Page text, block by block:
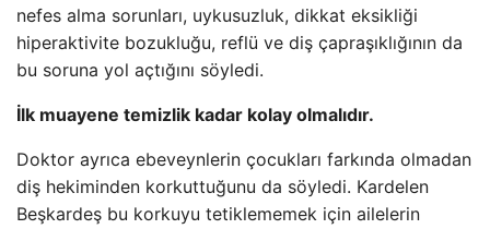
nefes alma sorunları, uykusuzluk, dikkat eksikliği
hiperaktivite bozukluğu, reflü ve diş çapraşıklığının da
bu soruna yol açtığını söyledi.
İlk muayene temizlik kadar kolay olmalıdır.
Doktor ayrıca ebeveynlerin çocukları farkında olmadan
diş hekiminden korkuttuğunu da söyledi. Kardelen
Beşkardeş bu korkuyu tetiklememek için ailelerin